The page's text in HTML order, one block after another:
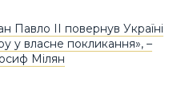
Павло ІІ повернув Україні
у власне покликання», –
Мілян